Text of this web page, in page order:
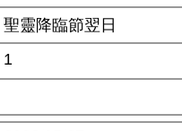
聖靈降臨節翌日
1